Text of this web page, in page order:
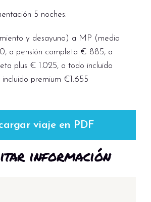
5 noches:
y desayuno) a MP (media
a pensión completa € 885, a
plus € 1.025, a todo incluido
premium €1.655
viaje en PDF
información